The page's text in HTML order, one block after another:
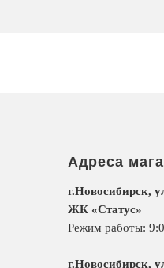
Адреса
г.Новосибирск,
ЖК «Статус»
Режим работы:
г.Новосибирск,